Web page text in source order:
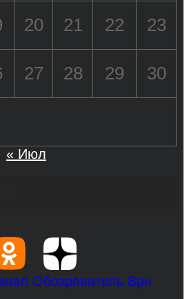
20 21 22 23
27 28 29 30
« Июл